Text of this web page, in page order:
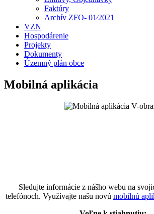
Faktúry
Archív ZFO- 01⁄2021
VZN
Hospodárenie
Projekty
Dokumenty
Územný plán obce
Mobilná aplikácia
Sledujte informácie z nášho webu na
telefónoch. Využívajte našu novú mobilnú